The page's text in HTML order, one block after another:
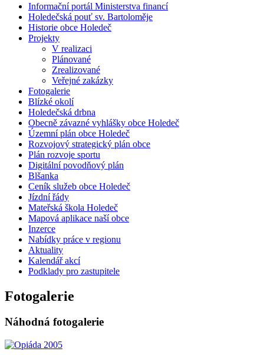
Informační portál Ministerstva financí
Holedečská pouť sv. Bartoloměje
Historie obce Holedeč
Projekty
V realizaci
Plánované
Zrealizované
Veřejné zakázky
Fotogalerie
Blízké okolí
Holedečská drbna
Obecně závazné vyhlášky obce Holedeč
Územní plán obce Holedeč
Rozvojový strategický plán obce
Plán rozvoje sportu
Digitální povodňový plán
Blšanka
Ceník služeb obce Holedeč
Jízdní řády
Mateřská škola Holedeč
Mapová aplikace naší obce
Inzerce
Nabídky práce v regionu
Aktuality
Kalendář akcí
Podklady pro zastupitele
Fotogalerie
Náhodná fotogalerie